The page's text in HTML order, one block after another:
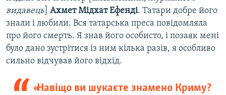
видавець Ахмет Мідхат Ефенді. Татари добре його
знали і любили. Вся татарська преса повідомляла
про його смерть. Я знав його особисто, і позаяк мені
було дано зустрітися із ним кілька разів, я особливо
сильно відчував його відхід.
«Навіщо ви шукаєте знамено Криму?